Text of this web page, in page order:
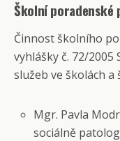
Školní poradenské
Činnost školního
vyhlášky č. 72/
služeb ve školách a
Mgr. Pavla
sociálně